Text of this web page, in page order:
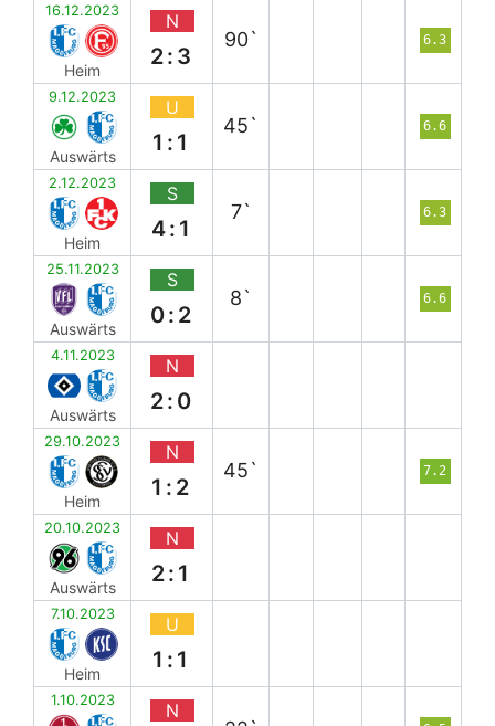
16.12.2023
Heim
N
2:3
90` 6.3
9.12.2023
Auswärts
U
1:1
45` 6.6
2.12.2023
Heim
S
4:1
7` 6.3
25.11.2023
Auswärts
S
0:2
8` 6.6
4.11.2023
Auswärts
N
2:0
29.10.2023
Heim
N
1:2
45` 7.2
20.10.2023
Auswärts
N
2:1
7.10.2023
Heim
U
1:1
1.10.2023 N